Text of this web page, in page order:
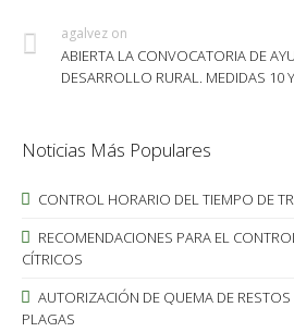
agalvez on
ABIERTA LA CONVOCATORIA DE
DESARROLLO RURAL. MEDIDAS 10
Noticias Más Populares
CONTROL HORARIO DEL TIEMPO DE
RECOMENDACIONES PARA EL
CÍTRICOS
AUTORIZACIÓN DE QUEMA DE
PLAGAS